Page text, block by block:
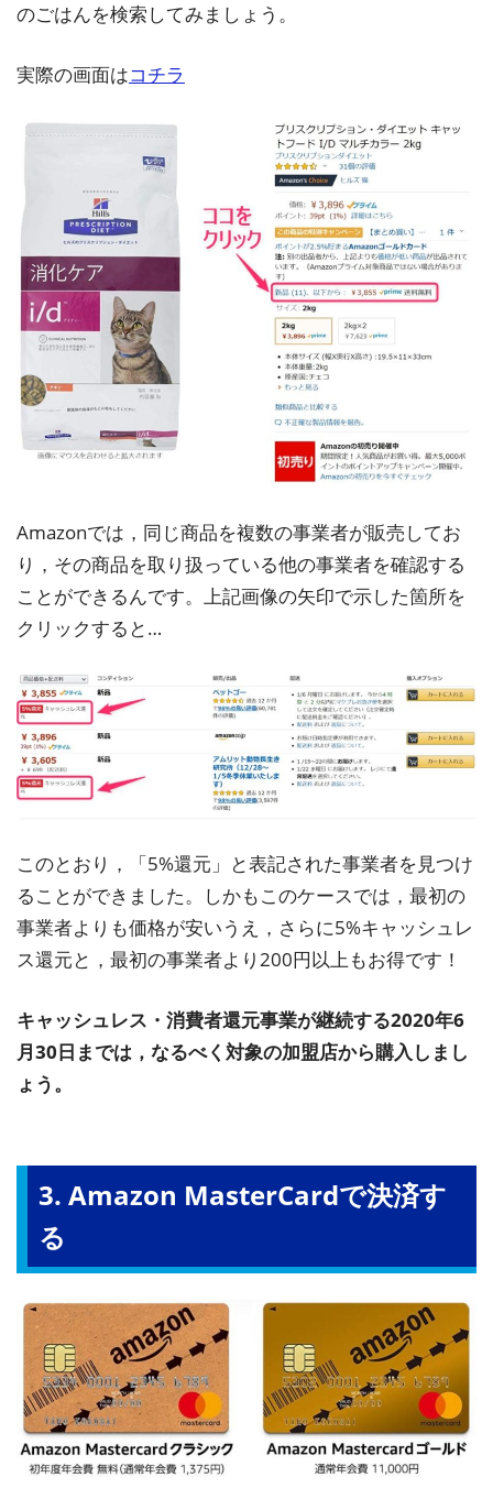
のごはんを検索してみましょう。
実際の画面はコチラ
Amazonでは，同じ商品を複数の事業者が販売してお
り，その商品を取り扱っている他の事業者を確認する
ことができるんです。上記画像の矢印で示した箇所を
クリックすると…
このとおり，「5%還元」と表記された事業者を見つけ
ることができました。しかもこのケースでは，最初の
事業者よりも価格が安いうえ，さらに5%キャッシュレ
ス還元と，最初の事業者より200円以上もお得です！
キャッシュレス・消費者還元事業が継続する2020年6
月30日までは，なるべく対象の加盟店から購入しまし
ょう。
3. Amazon MasterCardで決済す
る